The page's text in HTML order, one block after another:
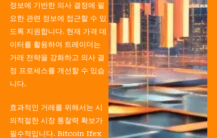
정보에 기반한 의사 결정에 필
요한 관련 정보에 접근할 수 있
도록 지원합니다. 현재 가격 데
이터를 활용하여 트레이더는
거래 전략을 강화하고 의사 결
정 프로세스를 개선할 수 있습
니다.
효과적인 거래를 위해서는 시
의적절한 시장 통찰력 확보가
필수적입니다. Bitcoin Ifex